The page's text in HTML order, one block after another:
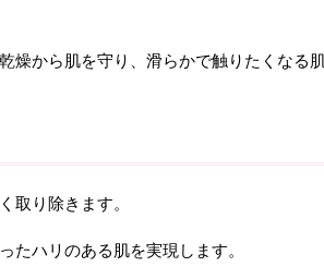
燥から肌を守り、滑らかで触りたくなる肌
取り除きます。
たハリのある肌を実現します。